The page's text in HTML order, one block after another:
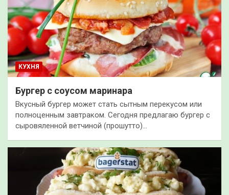
КУХНЯ
Бургер с соусом маринара
Вкусный бургер может стать сытным перекусом или
полноценным завтраком. Сегодня предлагаю бургер с
сыровяленной ветчиной (прошутто)…